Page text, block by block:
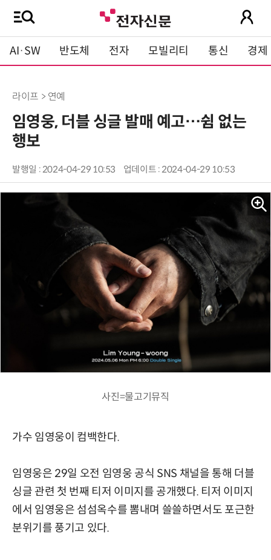
AI·SW 반도체 전자 모빌리티 통신 경제
라이프 > 연예
임영웅, 더블 싱글 발매 예고…쉼 없는
행보
발행일 : 2024-04-29 10:53 업데이트 : 2024-04-29 10:53
사진=물고기뮤직
가수 임영웅이 컴백한다.
임영웅은 29일 오전 임영웅 공식 SNS 채널을 통해 더블
싱글 관련 첫 번째 티저 이미지를 공개했다. 티저 이미지
에서 임영웅은 섬섬옥수를 뽐내며 쓸쓸하면서도 포근한
분위기를 풍기고 있다.